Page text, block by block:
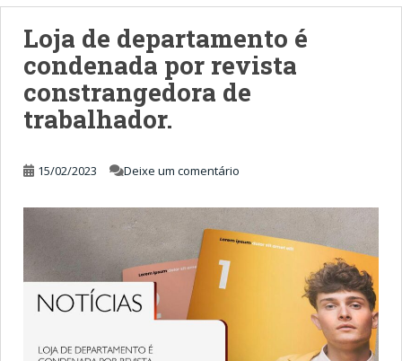
Loja de departamento é
condenada por revista
constrangedora de
trabalhador.
15/02/2023 Deixe um comentário